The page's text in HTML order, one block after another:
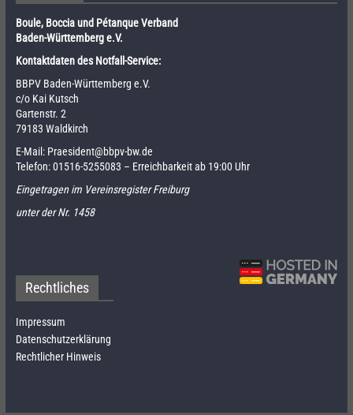
Boule, Boccia und Pétanque Verband
Baden-Württemberg e.V.
Kontaktdaten des Notfall-Service:
BBPV Baden-Württemberg e.V.
c/o Kai Kutsch
Gartenstr. 2
79183 Waldkirch
E-Mail: Praesident@bbpv-bw.de
Telefon:01516-5255083 – Erreichbarkeit ab 19:00 Uhr
Eingetragen im Vereinsregister Freiburg
unter der Nr. 1458
Rechtliches
Impressum
Datenschutzerklärung
Rechtlicher Hinweis